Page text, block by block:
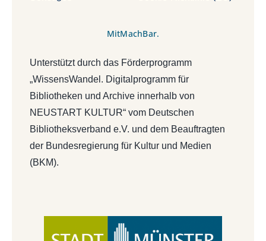
MitMachBar.
Unterstützt durch das Förderprogramm
„WissensWandel. Digitalprogramm für
Bibliotheken und Archive innerhalb von
NEUSTART KULTUR“ vom Deutschen
Bibliotheksverband e.V. und dem Beauftragten
der Bundesregierung für Kultur und Medien
(BKM).